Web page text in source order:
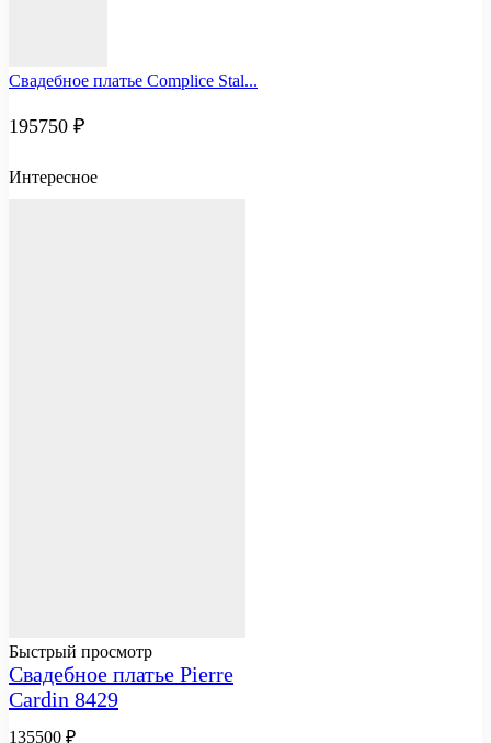
Свадебное платье Complice Stal...
195750 ₽
Интересное
Быстрый просмотр
Свадебное платье Pierre
Cardin 8429
135500 ₽